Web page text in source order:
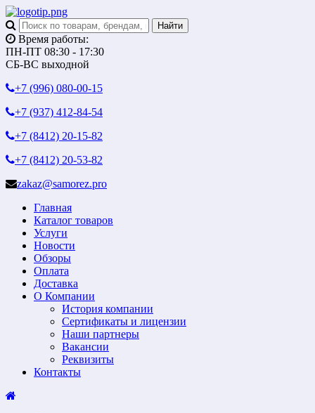
Время работы:
ПН-ПТ 08:30 - 17:30
СБ-ВС выходной
+7 (996) 080-00-15
+7 (937) 412-84-54
+7 (8412) 20-15-82
+7 (8412) 20-53-82
zakaz@samorez.pro
Главная
Каталог товаров
Услуги
Новости
Обзоры
Оплата
Доставка
О Компании
История компании
Сертификаты и лицензии
Наши партнеры
Вакансии
Реквизиты
Контакты